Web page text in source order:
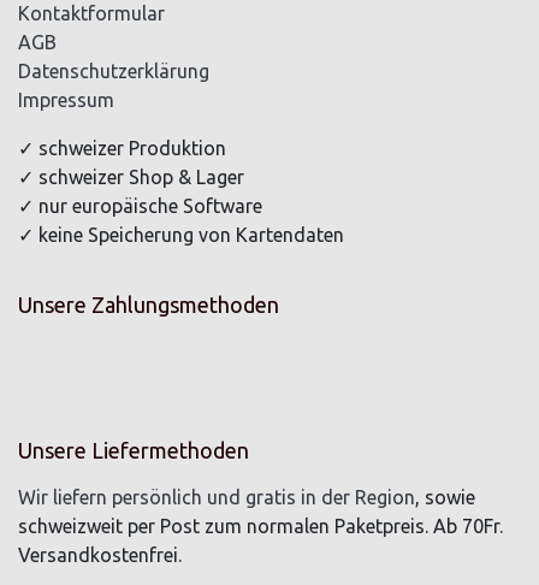
Kontaktformular
AGB
Datenschutzerklärung
Impressum
✓ schweizer Produktion
✓ schweizer Shop & Lager
✓ nur europäische Software
✓ keine Speicherung von Kartendaten
Unsere Zahlungsmethoden
Unsere Liefermethoden
Wir liefern persönlich und gratis in der Region, sowie
schweizweit per Post zum normalen Paketpreis. Ab 70Fr.
Versandkostenfrei.